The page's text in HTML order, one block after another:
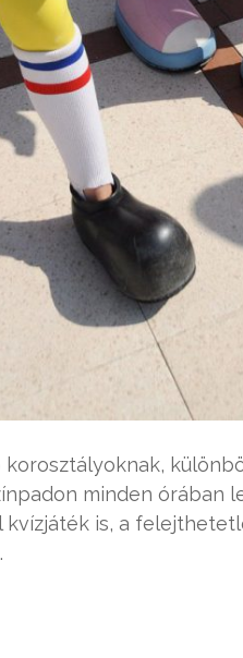
minden órában
is, a